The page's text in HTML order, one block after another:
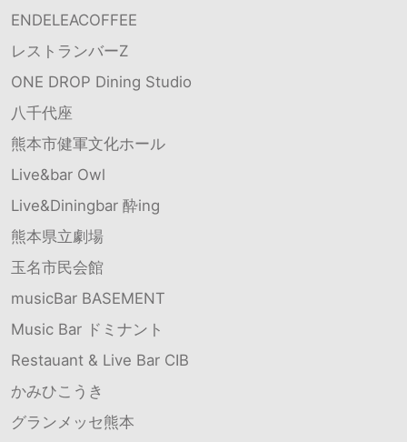
ENDELEACOFFEE
レストランバーZ
ONE DROP Dining Studio
八千代座
熊本市健軍文化ホール
Live&bar Owl
Live&Diningbar 酔ing
熊本県立劇場
玉名市民会館
musicBar BASEMENT
Music Bar ドミナント
Restauant & Live Bar CIB
かみひこうき
グランメッセ熊本